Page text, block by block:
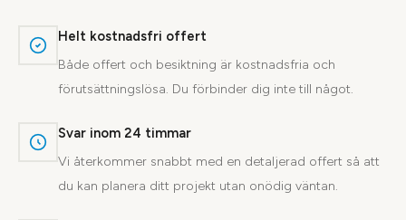
Helt kostnadsfri offert
Både offert och besiktning är kostnadsfria och
förutsättningslösa. Du förbinder dig inte till något.
Svar inom 24 timmar
Vi återkommer snabbt med en detaljerad offert så att
du kan planera ditt projekt utan onödig väntan.